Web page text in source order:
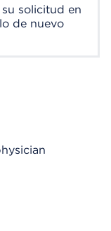
solicitud en
de nuevo